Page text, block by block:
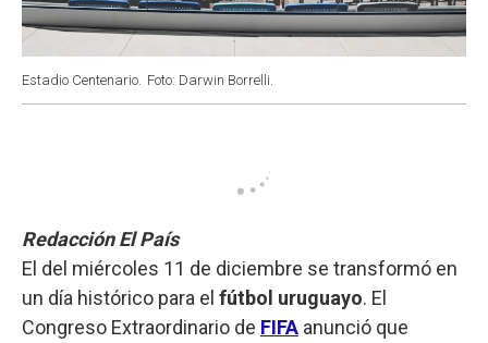
Estadio Centenario. Foto: Darwin Borrelli.
Redacción El País
El del miércoles 11 de diciembre se transformó en
un día histórico para el fútbol uruguayo. El
Congreso Extraordinario de FIFA anunció que